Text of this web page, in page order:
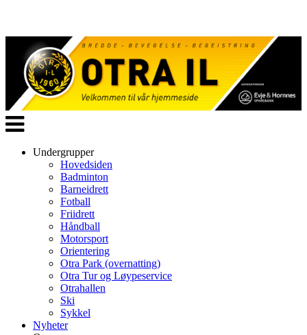
Veksle
navigasjon
Undergrupper
Hovedsiden
Badminton
Barneidrett
Fotball
Friidrett
Håndball
Motorsport
Orientering
Otra Park (overnatting)
Otra Tur og Løypeservice
Otrahallen
Ski
Sykkel
Nyheter